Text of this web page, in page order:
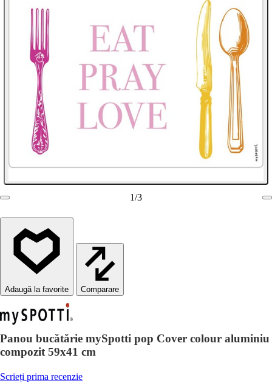
1/3
Comparare
Panou bucătărie mySpotti pop Cover colour aluminiu
compozit 59x41 cm
Scrieți prima recenzie